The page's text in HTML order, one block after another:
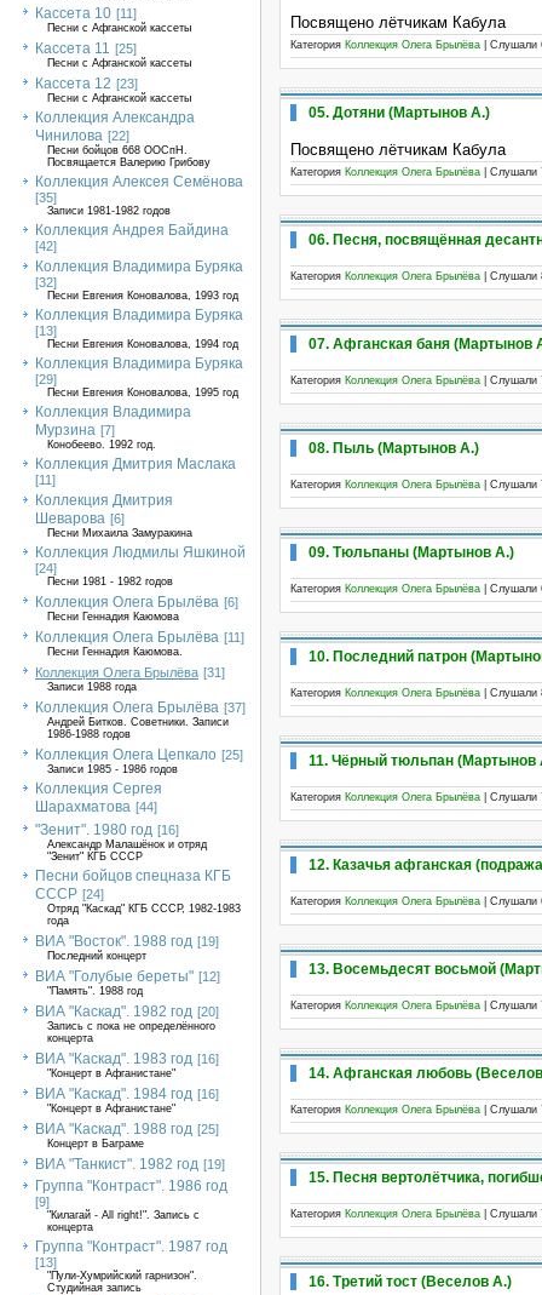
Кассета 10 [11]
Песни с Афганской кассеты
Кассета 11 [25]
Песни с Афганской кассеты
Кассета 12 [23]
Песни с Афганской кассеты
Коллекция Александра
Чинилова [22]
Песни бойцов 668 ООСпН.
Посвящается Валерию Грибову
Коллекция Алексея Семёнова
[35]
Записи 1981-1982 годов
Коллекция Андрея Байдина
[42]
Коллекция Владимира Буряка
[32]
Песни Евгения Коновалова, 1993 год
Коллекция Владимира Буряка
[13]
Песни Евгения Коновалова, 1994 год
Коллекция Владимира Буряка
[29]
Песни Евгения Коновалова, 1995 год
Коллекция Владимира
Мурзина [7]
Конобеево. 1992 год.
Коллекция Дмитрия Маслака
[11]
Коллекция Дмитрия
Шеварова [6]
Песни Михаила Замуракина
Коллекция Людмилы Яшкиной
[24]
Песни 1981 - 1982 годов
Коллекция Олега Брылёва [6]
Песни Геннадия Каюмова
Коллекция Олега Брылёва [11]
Песни Геннадия Каюмова.
Коллекция Олега Брылёва [31]
Записи 1988 года
Коллекция Олега Брылёва [37]
Андрей Битков. Советники. Записи
1986-1988 годов
Коллекция Олега Цепкало [25]
Записи 1985 - 1986 годов
Коллекция Сергея
Шарахматова [44]
"Зенит". 1980 год [16]
Александр Малашёнок и отряд
"Зенит" КГБ СССР
Песни бойцов спецназа КГБ
СССР [24]
Отряд "Каскад" КГБ СССР, 1982-1983
года
ВИА "Восток". 1988 год [19]
Последний концерт
ВИА "Голубые береты" [12]
"Память". 1988 год
ВИА "Каскад". 1982 год [20]
Запись с пока не определённого
концерта
ВИА "Каскад". 1983 год [16]
"Концерт в Афганистане"
ВИА "Каскад". 1984 год [16]
"Концерт в Афганистане"
ВИА "Каскад". 1988 год [25]
Концерт в Баграме
ВИА "Танкист". 1982 год [19]
Группа "Контраст". 1986 год
[9]
"Килагай - All right!". Запись с
концерта
Группа "Контраст". 1987 год
[13]
"Пули-Хумрийский гарнизон".
Студийная запись
Посвящено лётчикам Кабула
Категория Коллекция Олега Брылёва | Слушали
05. Дотяни (Мартынов А.)
Посвящено лётчикам Кабула
Категория Коллекция Олега Брылёва | Слушали
06. Песня, посвящённая
Категория Коллекция Олега Брылёва | Слушали
07. Афганская баня (Мартынов
Категория Коллекция Олега Брылёва | Слушали
08. Пыль (Мартынов А.)
Категория Коллекция Олега Брылёва | Слушали
09. Тюльпаны (Мартынов А.)
Категория Коллекция Олега Брылёва | Слушали
10. Последний патрон
Категория Коллекция Олега Брылёва | Слушали
11. Чёрный тюльпан (Мартынов
Категория Коллекция Олега Брылёва | Слушали
12. Казачья афганская
Категория Коллекция Олега Брылёва | Слушали
13. Восемьдесят восьмой
Категория Коллекция Олега Брылёва | Слушали
14. Афганская любовь
Категория Коллекция Олега Брылёва | Слушали
15. Песня вертолётчика,
Категория Коллекция Олега Брылёва | Слушали
16. Третий тост (Веселов А.)